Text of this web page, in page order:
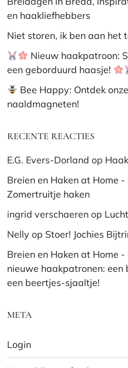
en haakliefhebbers
Niet storen, ik ben aan het
Nieuw haakpatroon:
een geborduurd haasje!
Bee Happy: Ontdek
naaldmagneten!
RECENTE REACTIES
E.G. Evers-Dorland op
Breien en Haken at Home -
Zomertruitje haken
ingrid verschaeren op
Nelly op Stoer! Jochies
Breien en Haken at Home -
nieuwe haakpatronen:
een beertjes-sjaaltje!
META
Login